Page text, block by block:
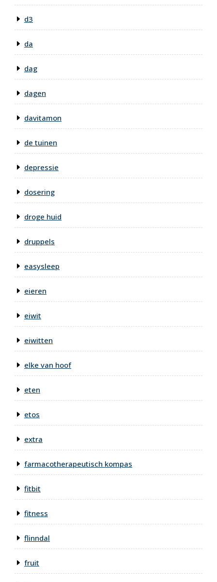
d3
da
dag
dagen
davitamon
de tuinen
depressie
dosering
droge huid
druppels
easysleep
eieren
eiwit
eiwitten
elke van hoof
eten
etos
extra
farmacotherapeutisch kompas
fitbit
fitness
flinndal
fruit